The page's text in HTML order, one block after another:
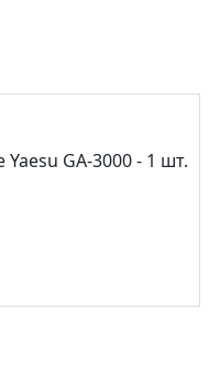
GA-3000 - 1 шт.